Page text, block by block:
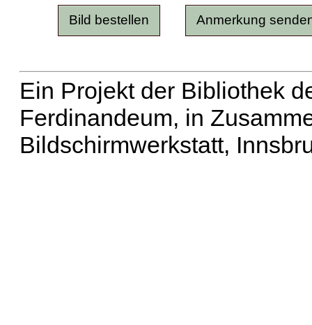
Ein Projekt der Bibliothek
Ferdinandeum, in
Bildschirmwerkstatt,